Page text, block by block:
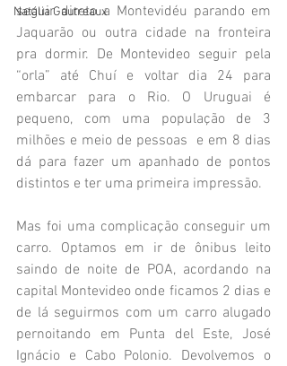
Natália Gautreaux
seguir direto a Montevidéu parando em
Jaquarão ou outra cidade na fronteira
pra dormir. De Montevideo seguir pela
“orla” até Chuí e voltar dia 24 para
embarcar para o Rio. O Uruguai é
pequeno, com uma população de 3
milhões e meio de pessoas  e em 8 dias
dá para fazer um apanhado de pontos
distintos e ter uma primeira impressão.
Mas foi uma complicação conseguir um
carro. Optamos em ir de ônibus leito
saindo de noite de POA, acordando na
capital Montevideo onde ficamos 2 dias e
de lá seguirmos com um carro alugado
pernoitando em Punta del Este, José
Ignácio e Cabo Polonio. Devolvemos o